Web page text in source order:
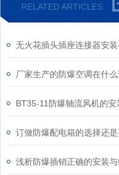
RELATED ARTICLES
BT35-11防爆轴流风机的安